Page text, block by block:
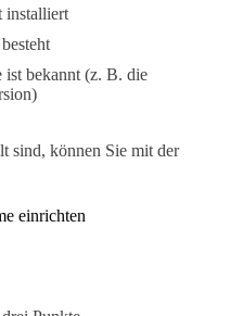
installiert
bekannt (z. B. die
sind, können Sie mit der
einrichten